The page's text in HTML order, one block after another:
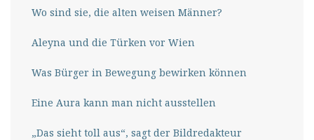
Wo sind sie, die alten weisen Männer?
Aleyna und die Türken vor Wien
Was Bürger in Bewegung bewirken können
Eine Aura kann man nicht ausstellen
„Das sieht toll aus“, sagt der Bildredakteur